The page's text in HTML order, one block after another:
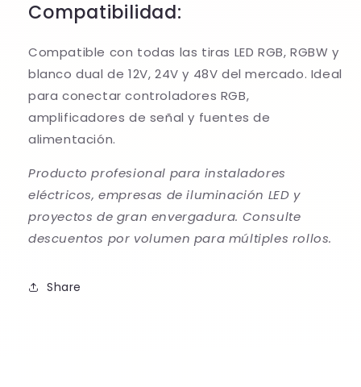
Compatibilidad:
Compatible con todas las tiras LED RGB, RGBW y
blanco dual de 12V, 24V y 48V del mercado. Ideal
para conectar controladores RGB,
amplificadores de señal y fuentes de
alimentación.
Producto profesional para instaladores
eléctricos, empresas de iluminación LED y
proyectos de gran envergadura. Consulte
descuentos por volumen para múltiples rollos.
Share